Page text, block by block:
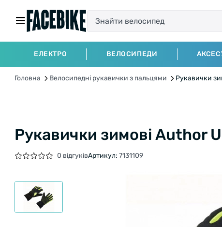
ЕЛЕКТРО ВЕЛОСИПЕДИ
Головна Велосипедні рукавички з пальцями Рукавички
Рукавички зимові Author
0 відгуківАртикул: 7131109